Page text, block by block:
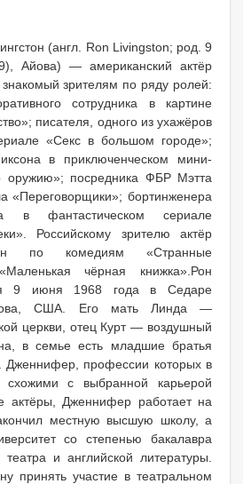
(англ. Ron Livingston; род. 9
Айова) — американский актёр
зрителям по ряду ролей:
сотрудника в картине
писателя, одного из ухажёров
«Секс в большом городе»;
в приключенческом мини-
оружию»; посредника ФБР Мэтта
«Переговорщики»; бортинженера
в фантастическом сериале
Российскому зрителю актёр
по комедиям «Странные
чёрная книжка».Рон
9 июня 1968 года в Седаре
США. Его мать Линда —
церкви, отец Курт — воздушный
в семье есть младшие братья
Дженнифер, профессии которых в
схожими с выбранной карьерой
актёры, Дженнифер работает на
местную высшую школу, а
со степенью бакалавра
театра и английской литературы.
принять участие в театральном